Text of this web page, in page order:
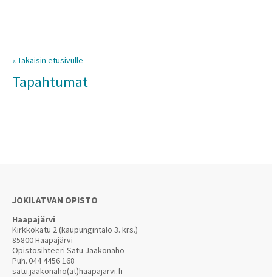
« Takaisin etusivulle
Tapahtumat
JOKILATVAN OPISTO
Haapajärvi
Kirkkokatu 2 (kaupungintalo 3. krs.)
85800 Haapajärvi
Opistosihteeri Satu Jaakonaho
Puh.044 4456 168
satu.jaakonaho(at)haapajarvi.fi